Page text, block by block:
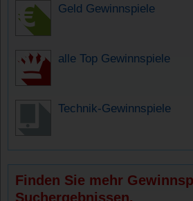
Geld Gewinnspiele
alle Top Gewinnspiele
Technik-Gewinnspiele
Finden Sie mehr
Suchergebnissen.